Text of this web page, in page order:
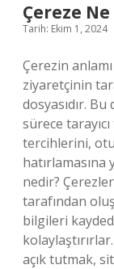
Çereze
Tarih: Ekim 1, 2024
Çerezin
ziyaretçinin
dosyasıdır.
sürece
tercihlerini,
hatırlamasına
nedir?
tarafından
bilgileri
açık tutmak,